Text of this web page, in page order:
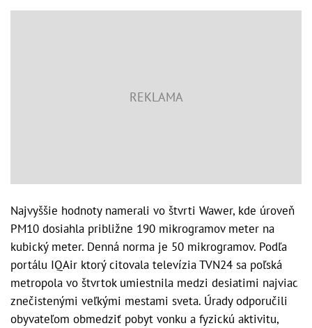
Najvyššie hodnoty namerali vo štvrti Wawer, kde úroveň
PM10 dosiahla približne 190 mikrogramov meter na
kubický meter. Denná norma je 50 mikrogramov. Podľa
portálu IQAir ktorý citovala televízia TVN24 sa poľská
metropola vo štvrtok umiestnila medzi desiatimi najviac
znečistenými veľkými mestami sveta. Úrady odporučili
obyvateľom obmedziť pobyt vonku a fyzickú aktivitu,